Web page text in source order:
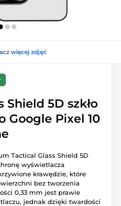
więcej zdjęć
Shield 5D szkło
Google Pixel 10
Tactical Glass Shield 5D
wyświetlacza
krawędzie, które
bez tworzenia
0,33 mm jest prawie
jednak dzięki twardości